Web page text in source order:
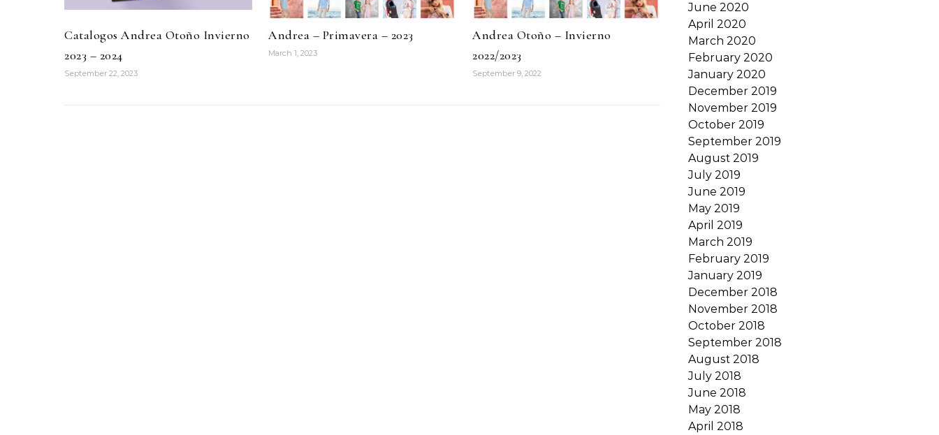
Catalogos Andrea Otoño Invierno
2023 – 2024
September 22, 2023
Andrea – Primavera – 2023
March 1, 2023
Andrea Otoño – Invierno
2022/2023
September 9, 2022
June 2020
April 2020
March 2020
February 2020
January 2020
December 2019
November 2019
October 2019
September 2019
August 2019
July 2019
June 2019
May 2019
April 2019
March 2019
February 2019
January 2019
December 2018
November 2018
October 2018
September 2018
August 2018
July 2018
June 2018
May 2018
April 2018